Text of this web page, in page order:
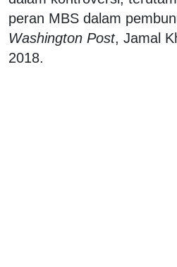
peran MBS dalam
Washington Post, Jamal
2018.